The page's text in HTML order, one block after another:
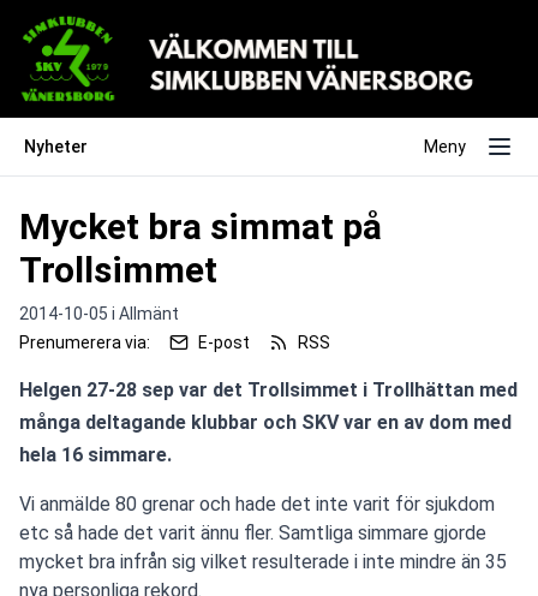
Nyheter Meny
Mycket bra simmat på
Trollsimmet
2014-10-05 i Allmänt
Prenumerera via:
E-post RSS
Helgen 27-28 sep var det Trollsimmet i Trollhättan med
många deltagande klubbar och SKV var en av dom med
hela 16 simmare.
Vi anmälde 80 grenar och hade det inte varit för sjukdom
etc så hade det varit ännu fler. Samtliga simmare gjorde
mycket bra infrån sig vilket resulterade i inte mindre än 35
nya personliga rekord.